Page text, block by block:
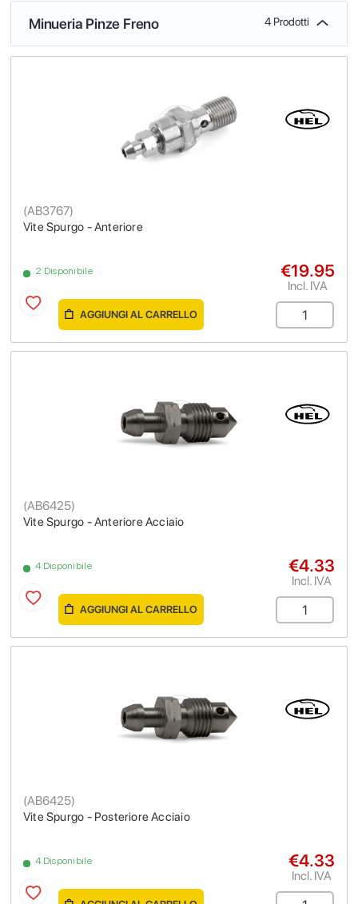
Minueria Pinze Freno 4 Prodotti
Vite Spurgo - Anteriore
(AB3767)
2 Disponibile €19.95
Incl. IVA
AGGIUNGI AL CARRELLO
Vite Spurgo - Anteriore Acciaio
(AB6425)
4 Disponibile €4.33
Incl. IVA
AGGIUNGI AL CARRELLO
Vite Spurgo - Posteriore Acciaio
(AB6425)
4 Disponibile €4.33
Incl. IVA